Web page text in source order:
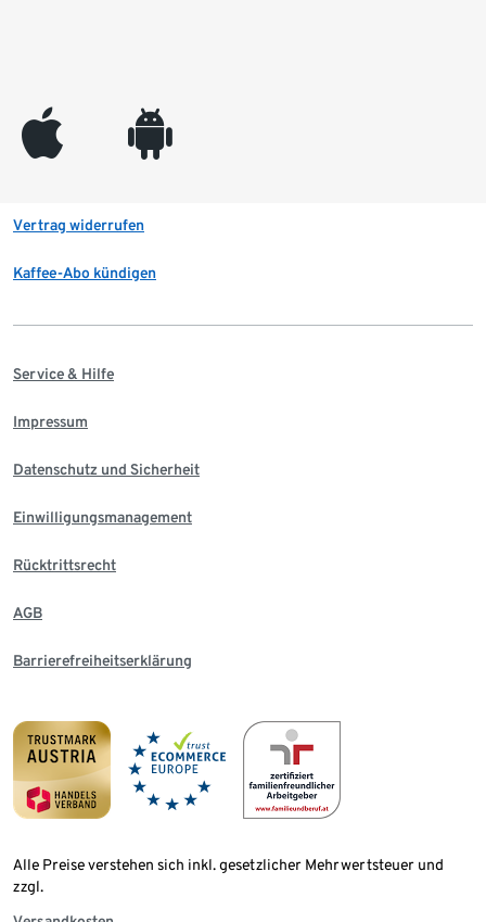
appleinc android
Vertrag widerrufen
Kaffee-Abo kündigen
Service & Hilfe
Impressum
Datenschutz und Sicherheit
Einwilligungsmanagement
Rücktrittsrecht
AGB
Barrierefreiheitserklärung
Alle Preise verstehen sich inkl. gesetzlicher Mehrwertsteuer und
zzgl.